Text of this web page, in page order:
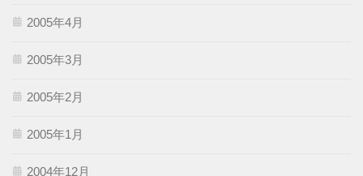
2005年4月
2005年3月
2005年2月
2005年1月
2004年12月